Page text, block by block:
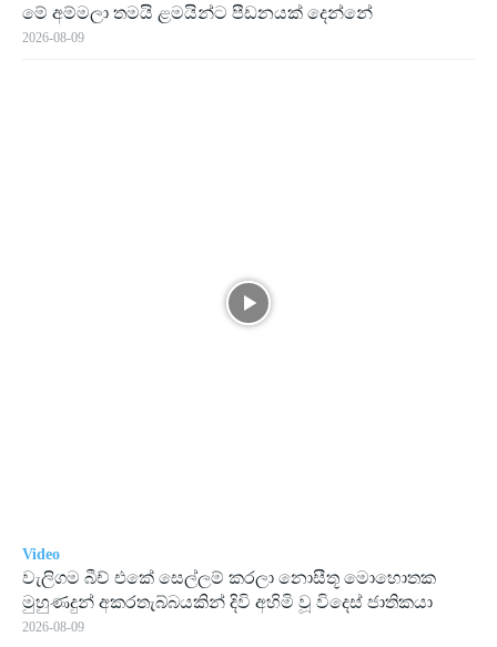
මේ අම්මලා තමයි ළමයින්ට පීඩනයක් දෙන්නේ
2026-08-09
Video
වැලිගම බීච් එකේ සෙල්ලම් කරලා නොසීතූ මොහොතක
මුහුණදුන් අකරතැබ්බයකින් දිවි අහිමි වූ විදෙස් ජාතිකයා
2026-08-09